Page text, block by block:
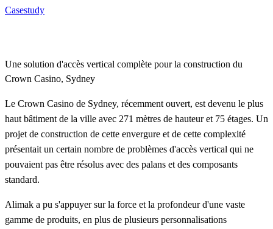
Casestudy
Une solution d'accès vertical complète pour la construction du
Crown Casino, Sydney
Le Crown Casino de Sydney, récemment ouvert, est devenu le plus
haut bâtiment de la ville avec 271 mètres de hauteur et 75 étages. Un
projet de construction de cette envergure et de cette complexité
présentait un certain nombre de problèmes d'accès vertical qui ne
pouvaient pas être résolus avec des palans et des composants
standard.
Alimak a pu s'appuyer sur la force et la profondeur d'une vaste
gamme de produits, en plus de plusieurs personnalisations